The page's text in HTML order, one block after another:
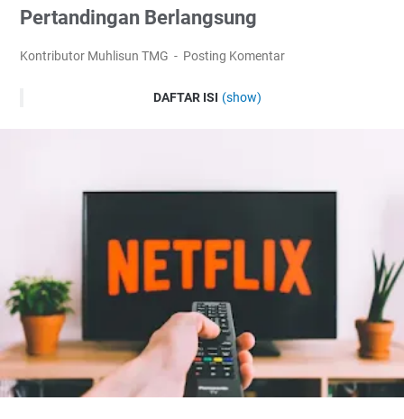
Pertandingan Berlangsung
Kontributor Muhlisun TMG Posting Komentar
DAFTAR ISI (show)
4. Pastikan Ruang Penyimpanan Masih Cukup
5. Restart Perangkat Sebelum Menonton
6. Periksa Kualitas Koneksi Internet
Tips Tambahan
7. Hindari Perangkat Terlalu Panas
8. Instal Ulang Aplikasi Streaming